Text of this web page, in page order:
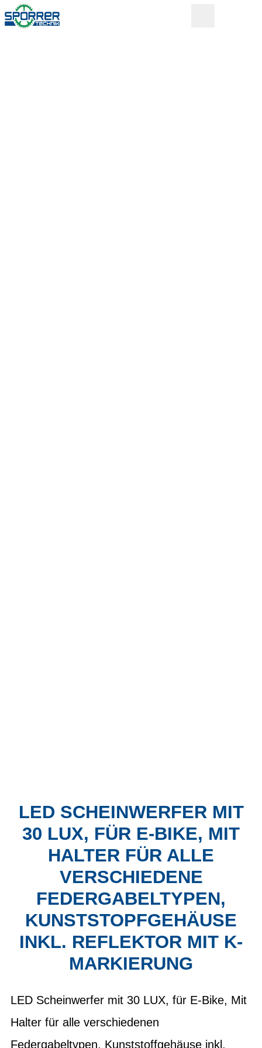
LED SCHEINWERFER MIT
30 LUX, FÜR E-BIKE, MIT
HALTER FÜR ALLE
VERSCHIEDENE
FEDERGABELTYPEN,
KUNSTSTOPFGEHÄUSE
INKL. REFLEKTOR MIT K-
MARKIERUNG
LED Scheinwerfer mit 30 LUX, für E-Bike, Mit
Halter für alle verschiedenen
Federgabeltypen, Kunststoffgehäuse inkl.